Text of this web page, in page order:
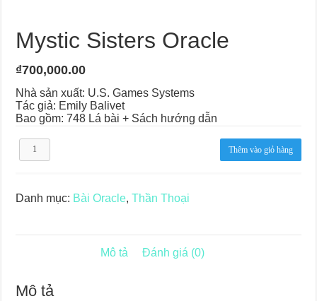
Mystic Sisters Oracle
₫700,000.00
Nhà sản xuất: U.S. Games Systems
Tác giả: Emily Balivet
Bao gồm: 748 Lá bài + Sách hướng dẫn
Mystic
lượng
Thêm vào giỏ hàng
Danh mục: Bài Oracle,Thần Thoại
Mô tả Đánh giá (0)
Mô tả